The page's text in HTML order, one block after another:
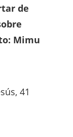
de
Mimu
41